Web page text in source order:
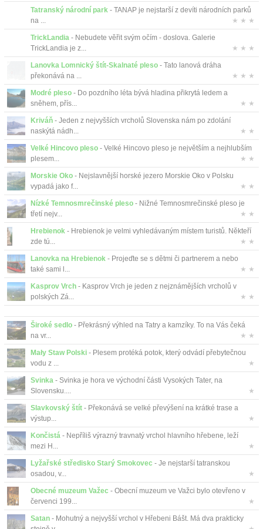
Tatranský národní park - TANAP je nejstarší z devíti národních parků
na ...
★ ★ ★
TrickLandia - Nebudete věřit svým očím - doslova. Galerie
TrickLandia je z...
★ ★ ★
Lanovka Lomnický štít-Skalnaté pleso - Tato lanová dráha
překonává na ...
★ ★ ★
Modré pleso - Do pozdního léta bývá hladina přikrytá ledem a
sněhem, přís...
★ ★
Kriváň - Jeden z nejvyšších vrcholů Slovenska nám po zdolání
naskýtá nádh...
★ ★
Velké Hincovo pleso - Velké Hincovo pleso je největším a nejhlubším
plesem...
★ ★
Morskie Oko - Nejslavnější horské jezero Morskie Oko v Polsku
vypadá jako f...
★ ★
Nízké Temnosmrečinské pleso - Nižné Temnosmrečinské pleso je
třetí nejv...
★ ★
Hrebienok - Hrebienok je velmi vyhledávaným místem turistů. Někteří
zde tú...
★ ★
Lanovka na Hrebienok - Projeďte se s dětmi či partnerem a nebo
také sami l...
★ ★
Kasprov Vrch - Kasprov Vrch je jeden z nejznámějších vrcholů v
polských Zá...
★ ★
Široké sedlo - Překrásný výhled na Tatry a kamzíky. To na Vás čeká
na vr...
★ ★
Mały Staw Polski - Plesem protéká potok, který odvádí přebytečnou
vodu z ...
★
Svinka - Svinka je hora ve východní části Vysokých Tater, na
Slovensku....
★
Slavkovský štít - Překonává se velké převýšení na krátké trase a
výstup...
★
Končistá - Nepříliš výrazný travnatý vrchol hlavního hřebene, leží
mezi H...
★
Lyžařské středisko Starý Smokovec - Je nejstarší tatranskou
osadou, v...
★
Obecné muzeum Važec - Obecní muzeum ve Važci bylo otevřeno v
červenci 199...
★
Satan - Mohutný a nejvyšší vrchol v Hřebeni Bášt. Má dva prakticky